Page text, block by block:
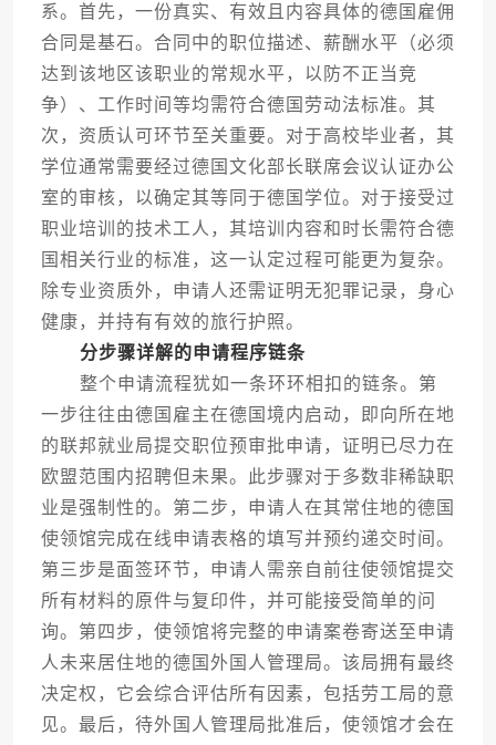
系。首先，一份真实、有效且内容具体的德国雇佣
合同是基石。合同中的职位描述、薪酬水平（必须
达到该地区该职业的常规水平，以防不正当竞
争）、工作时间等均需符合德国劳动法标准。其
次，资质认可环节至关重要。对于高校毕业者，其
学位通常需要经过德国文化部长联席会议认证办公
室的审核，以确定其等同于德国学位。对于接受过
职业培训的技术工人，其培训内容和时长需符合德
国相关行业的标准，这一认定过程可能更为复杂。
除专业资质外，申请人还需证明无犯罪记录，身心
健康，并持有有效的旅行护照。
分步骤详解的申请程序链条
整个申请流程犹如一条环环相扣的链条。第
一步往往由德国雇主在德国境内启动，即向所在地
的联邦就业局提交职位预审批申请，证明已尽力在
欧盟范围内招聘但未果。此步骤对于多数非稀缺职
业是强制性的。第二步，申请人在其常住地的德国
使领馆完成在线申请表格的填写并预约递交时间。
第三步是面签环节，申请人需亲自前往使领馆提交
所有材料的原件与复印件，并可能接受简单的问
询。第四步，使领馆将完整的申请案卷寄送至申请
人未来居住地的德国外国人管理局。该局拥有最终
决定权，它会综合评估所有因素，包括劳工局的意
见。最后，待外国人管理局批准后，使领馆才会在